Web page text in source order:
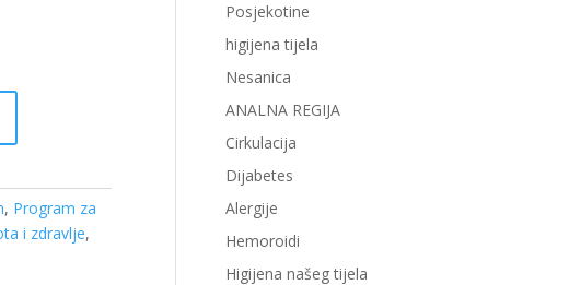
, Program za
i zdravlje,
Posjekotine
higijena tijela
Nesanica
ANALNA REGIJA
Cirkulacija
Dijabetes
Alergije
Hemoroidi
Higijena našeg tijela